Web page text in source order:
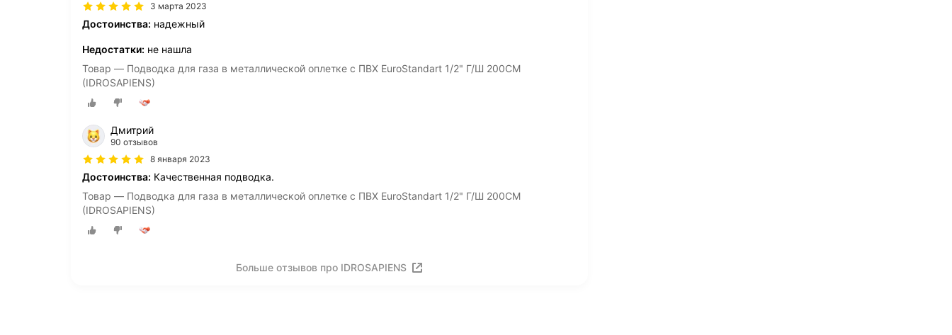
3 марта 2023
Достоинства: надежный
Недостатки: не нашла
Товар — Подводка для газа в металлической оплетке с ПВХ EuroStandart 1/2" Г/Ш 200СМ
(IDROSAPIENS)
Дмитрий
90 отзывов
8 января 2023
Достоинства: Качественная подводка.
Товар — Подводка для газа в металлической оплетке с ПВХ EuroStandart 1/2" Г/Ш 200СМ
(IDROSAPIENS)
Больше отзывов про IDROSAPIENS